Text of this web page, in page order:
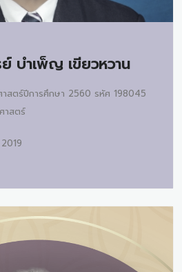
บำเพ็ญ เขียวหวาน
าสตร์ปีการศึกษา 2560 รหัศ 198045
าสตร์